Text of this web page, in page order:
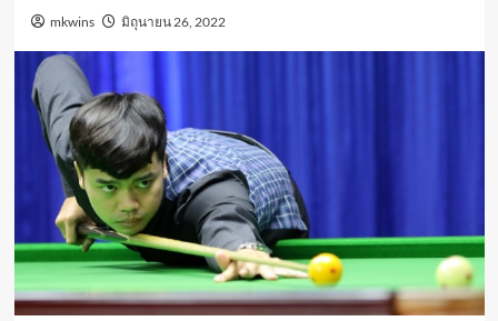
mkwins มิถุนายน 26, 2022